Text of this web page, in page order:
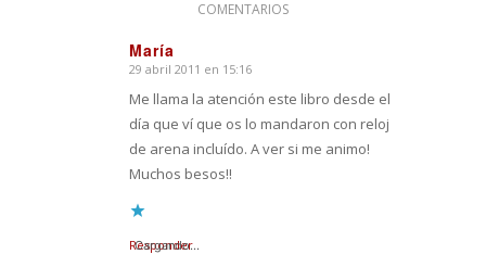
COMENTARIOS
María
Dice:
29 abril 2011 en 15:16
Me llama la atención este libro desde el
día que ví que os lo mandaron con reloj
de arena incluído. A ver si me animo!
Muchos besos!!
Cargando...
Responder